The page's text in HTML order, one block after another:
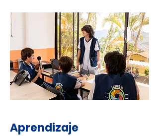
Aprendizaje